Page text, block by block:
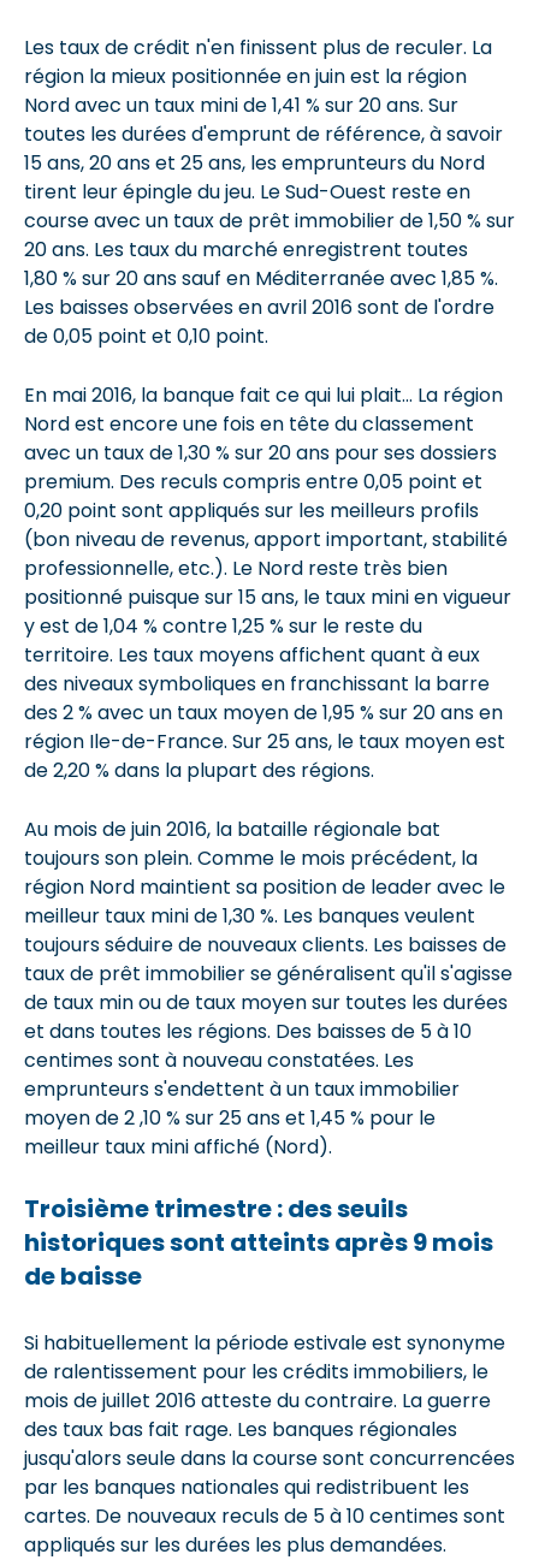
Les taux de crédit n'en finissent plus de reculer. La
région la mieux positionnée en juin est la région
Nord avec un taux mini de 1,41 % sur 20 ans. Sur
toutes les durées d'emprunt de référence, à savoir
15 ans, 20 ans et 25 ans, les emprunteurs du Nord
tirent leur épingle du jeu. Le Sud-Ouest reste en
course avec un taux de prêt immobilier de 1,50 % sur
20 ans. Les taux du marché enregistrent toutes
1,80 % sur 20 ans sauf en Méditerranée avec 1,85 %.
Les baisses observées en avril 2016 sont de l'ordre
de 0,05 point et 0,10 point.
En mai 2016, la banque fait ce qui lui plait... La région
Nord est encore une fois en tête du classement
avec un taux de 1,30 % sur 20 ans pour ses dossiers
premium. Des reculs compris entre 0,05 point et
0,20 point sont appliqués sur les meilleurs profils
(bon niveau de revenus, apport important, stabilité
professionnelle, etc.). Le Nord reste très bien
positionné puisque sur 15 ans, le taux mini en vigueur
y est de 1,04 % contre 1,25 % sur le reste du
territoire. Les taux moyens affichent quant à eux
des niveaux symboliques en franchissant la barre
des 2 % avec un taux moyen de 1,95 % sur 20 ans en
région Ile-de-France. Sur 25 ans, le taux moyen est
de 2,20 % dans la plupart des régions.
Au mois de juin 2016, la bataille régionale bat
toujours son plein. Comme le mois précédent, la
région Nord maintient sa position de leader avec le
meilleur taux mini de 1,30 %. Les banques veulent
toujours séduire de nouveaux clients. Les baisses de
taux de prêt immobilier se généralisent qu'il s'agisse
de taux min ou de taux moyen sur toutes les durées
et dans toutes les régions. Des baisses de 5 à 10
centimes sont à nouveau constatées. Les
emprunteurs s'endettent à un taux immobilier
moyen de 2 ,10 % sur 25 ans et 1,45 % pour le
meilleur taux mini affiché (Nord).
Troisième trimestre : des seuils
historiques sont atteints après 9 mois
de baisse
Si habituellement la période estivale est synonyme
de ralentissement pour les crédits immobiliers, le
mois de juillet 2016 atteste du contraire. La guerre
des taux bas fait rage. Les banques régionales
jusqu'alors seule dans la course sont concurrencées
par les banques nationales qui redistribuent les
cartes. De nouveaux reculs de 5 à 10 centimes sont
appliqués sur les durées les plus demandées.